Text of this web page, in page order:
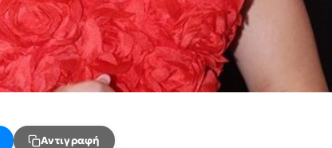
Αντιγραφή